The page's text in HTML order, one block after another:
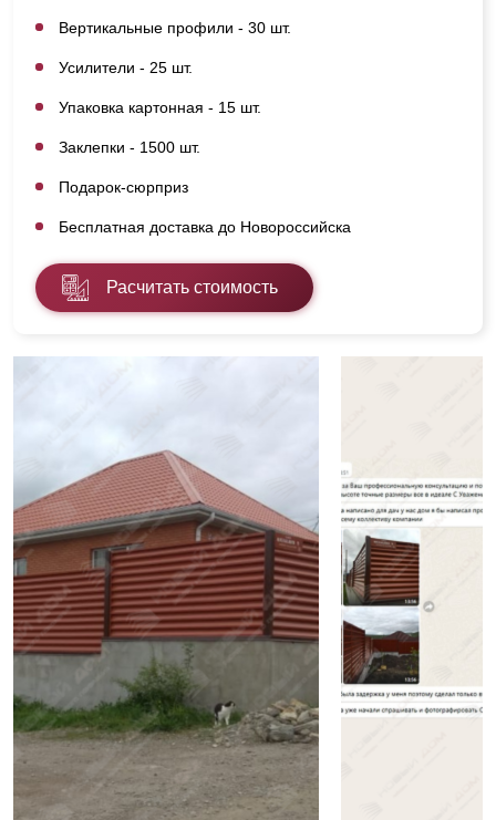
Вертикальные профили - 30 шт.
Усилители - 25 шт.
Упаковка картонная - 15 шт.
Заклепки - 1500 шт.
Подарок-сюрприз
Бесплатная доставка до Новороссийска
Расчитать стоимость